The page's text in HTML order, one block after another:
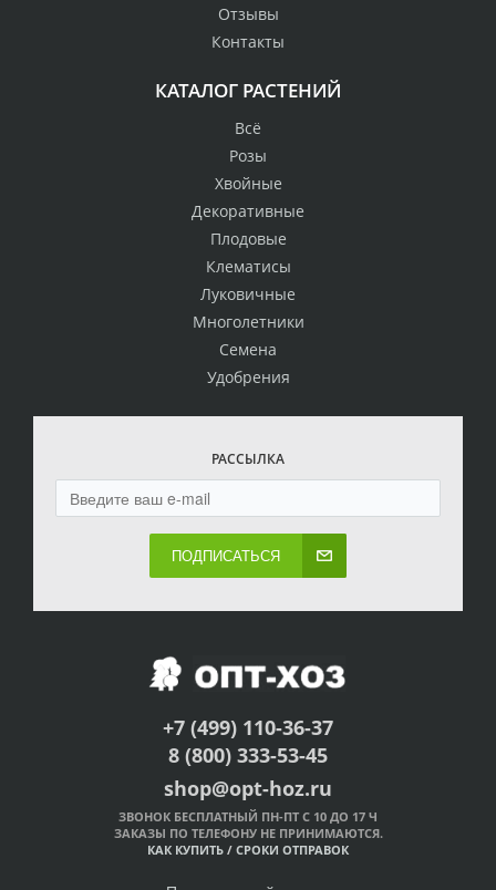
Отзывы
Контакты
КАТАЛОГ РАСТЕНИЙ
Всё
Розы
Хвойные
Декоративные
Плодовые
Клематисы
Луковичные
Многолетники
Семена
Удобрения
РАССЫЛКА
ПОДПИСАТЬСЯ
+7 (499) 110-36-37
8 (800) 333-53-45
shop@opt-hoz.ru
ЗВОНОК БЕСПЛАТНЫЙ ПН-ПТ С 10 ДО 17 Ч
ЗАКАЗЫ ПО ТЕЛЕФОНУ НЕ ПРИНИМАЮТСЯ.
КАК КУПИТЬ / СРОКИ ОТПРАВОК